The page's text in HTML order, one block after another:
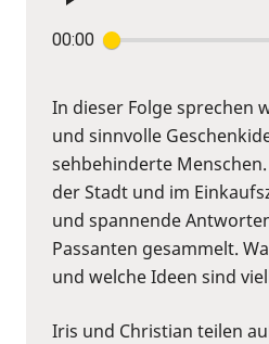
00:00
In dieser Folge sprechen
und sinnvolle
sehbehinderte
der Stadt und im
und spannende
Passanten gesammelt.
und welche Ideen sind
Iris und Christian teilen